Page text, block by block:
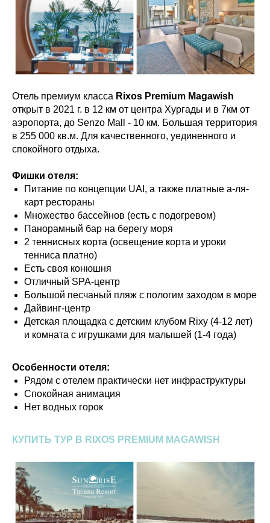
Отель премиум класса Rixos Premium Magawish
открыт в 2021 г. в 12 км от центра Хургады и в 7км от
аэропорта, до Senzo Mall - 10 км. Большая территория
в 255 000 кв.м. Для качественного, уединенного и
спокойного отдыха.
Фишки отеля:
Питание по концепции UAI, а также платные а-ля-
карт рестораны
Множество бассейнов (есть с подогревом)
Панорамный бар на берегу моря
2 теннисных корта (освещение корта и уроки
тенниса платно)
Есть своя конюшня
Отличный SPA-центр
Большой песчаный пляж с пологим заходом в море
Дайвинг-центр
Детская площадка с детским клубом Rixy (4-12 лет)
и комната с игрушками для малышей (1-4 года)
Особенности отеля:
Рядом с отелем практически нет инфраструктуры
Спокойная анимация
Нет водных горок
КУПИТЬ ТУР В RIXOS PREMIUM MAGAWISH